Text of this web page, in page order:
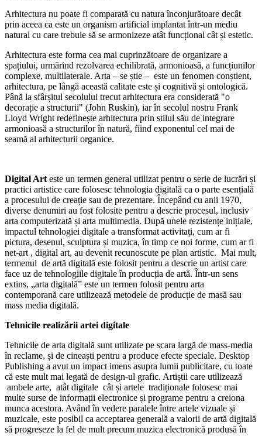
Arhitectura nu poate fi comparată cu natura înconjurătoare decât
prin aceea ca este un organism artificial implantat într-un mediu
natural cu care trebuie să se armonizeze atât funcțional cât și estetic.
Arhitectura este forma cea mai cuprinzătoare de organizare a
spațiului, urmărind rezolvarea echilibrată, armonioasă, a funcțiunilor
complexe, multilaterale. Arta – se știe – este un fenomen conștient,
arhitectura, pe lângă această calitate este și cognitivă și ontologică.
Până la sfârșitul secolului trecut arhitectura era considerată "o
decorație a structurii" (John Ruskin), iar în secolul nostru Frank
Lloyd Wright redefinește arhitectura prin stilul său de integrare
armonioasă a structurilor în natură, fiind exponentul cel mai de
seamă al arhitecturii organice.
Digital Art este un termen general utilizat pentru o serie de lucrări și
practici artistice care folosesc tehnologia digitală ca o parte esențială
a procesului de creație sau de prezentare. Începând cu anii 1970,
diverse denumiri au fost folosite pentru a descrie procesul, inclusiv
arta computerizată și arta multimedia. După unele rezistențe inițiale,
impactul tehnologiei digitale a transformat activitați, cum ar fi
pictura, desenul, sculptura și muzica, în timp ce noi forme, cum ar fi
net-art , digital art, au devenit recunoscute pe plan artistic. Mai mult,
termenul de artă digitală este folosit pentru a descrie un artist care
face uz de tehnologiile digitale în producția de artă. Într-un sens
extins, „arta digitală” este un termen folosit pentru arta
contemporană care utilizează metodele de producție de masă sau
mass media digitală.
Tehnicile realizării artei digitale
Tehnicile de arta digitală sunt utilizate pe scara largă de mass-media
în reclame, și de cineaști pentru a produce efecte speciale. Desktop
Publishing a avut un impact imens asupra lumii publicitare, cu toate
că este mult mai legată de design-ul grafic. Artiștii care utilizează
ambele arte, atât digitale cât și artele tradiționale folosesc mai
multe surse de informații electronice și programe pentru a creiona
munca acestora. Având în vedere paralele între artele vizuale și
muzicale, este posibil ca acceptarea generală a valorii de artă digitală
să progreseze la fel de mult precum muzica electronică produsă în